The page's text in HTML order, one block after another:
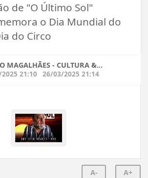
de "O Último Sol"
o Dia Mundial do
do Circo
MAGALHÃES - CULTURA &...
21:10
26/03/2025 21:14
A- A+